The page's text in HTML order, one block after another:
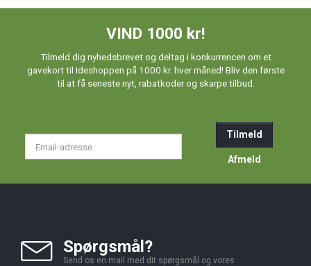
VIND 1000 kr!
Tilmeld dig nyhedsbrevet og deltag i konkurrencen om et
gavekort til Ideshoppen på 1000 kr. hver måned! Bliv den første
til at få seneste nyt, rabatkoder og skarpe tilbud.
Tilmeld
Afmeld
Spørgsmål?
Send os en mail med dit spørgsmål og vores